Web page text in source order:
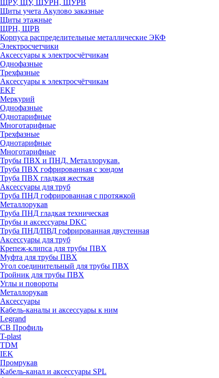
ЩРУ, ЩУ, ЩУРН, ЩУРВ
Щиты учета Акулово заказные
Щиты этажные
ЩРН, ЩРВ
Корпуса распределительные металлические ЭКФ
Электросчетчики
Аксессуары к электросчётчикам
Однофазные
Трехфазные
Аксессуары к электросчётчикам
EKF
Меркурий
Однофазные
Однотарифные
Многотарифные
Трехфазные
Однотарифные
Многотарифные
Трубы ПВХ и ПНД. Металлорукав.
Труба ПВХ гофрированная с зондом
Труба ПВХ гладкая жесткая
Аксессуары для труб
Труба ПНД гофрированная с протяжкой
Металлорукав
Труба ПНД гладкая техническая
Трубы и аксессуары DKC
Труба ПНД/ПВД гофрированная двустенная
Аксессуары для труб
Крепеж-клипса для трубы ПВХ
Муфта для трубы ПВХ
Угол соединительный для трубы ПВХ
Тройник для трубы ПВХ
Углы и повороты
Металлорукав
Аксессуары
Кабель-каналы и аксессуары к ним
Legrand
СВ Профиль
T-plast
TDM
IEK
Промрукав
Кабель-канал и аксессуары SPL